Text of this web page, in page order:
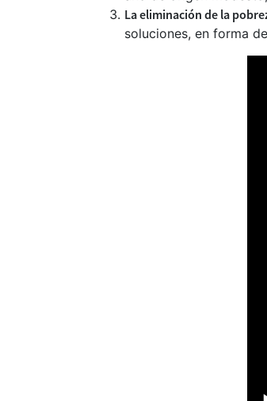
La eliminación de la
soluciones, en forma